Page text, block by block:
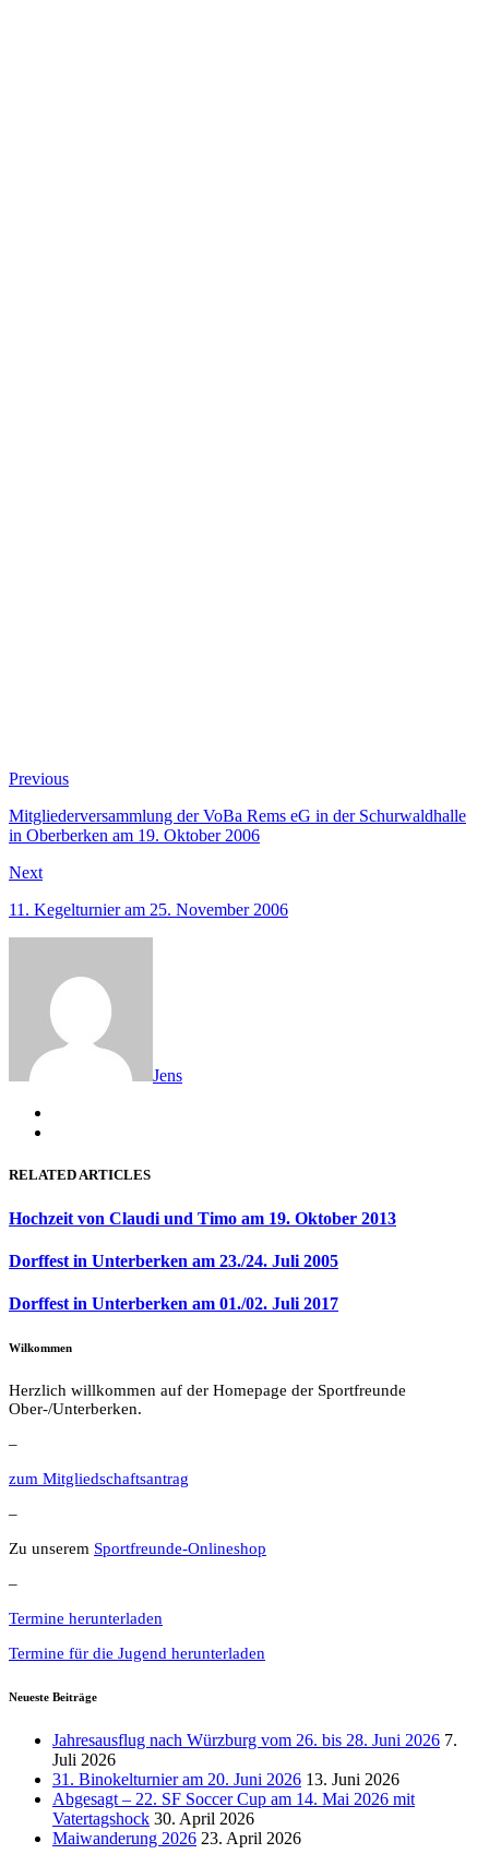
Beitragsnavigation
PreviousPrevious
Mitgliederversammlung der VoBa Rems eG in der Schurwaldhalle
in Oberberken am 19. Oktober 2006
NextNext
11. Kegelturnier am 25. November 2006
Jens
RELATED ARTICLES
Hochzeit von Claudi und Timo am 19. Oktober 2013
Dorffest in Unterberken am 23./24. Juli 2005
Dorffest in Unterberken am 01./02. Juli 2017
Wilkommen
Herzlich willkommen auf der Homepage der Sportfreunde
Ober-/Unterberken.
–
zum Mitgliedschaftsantrag
–
Zu unserem Sportfreunde-Onlineshop
–
Termine herunterladen
Termine für die Jugend herunterladen
Neueste Beiträge
Jahresausflug nach Würzburg vom 26. bis 28. Juni 2026 7.
Juli 2026
31. Binokelturnier am 20. Juni 2026 13. Juni 2026
Abgesagt – 22. SF Soccer Cup am 14. Mai 2026 mit
Vatertagshock 30. April 2026
Maiwanderung 2026 23. April 2026